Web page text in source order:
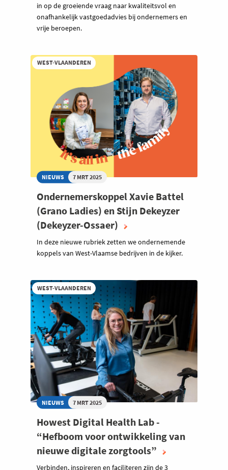
in op de groeiende vraag naar kwaliteitsvol en
onafhankelijk vastgoedadvies bij ondernemers en
vrije beroepen.
WEST-VLAANDEREN
NIEUWS 7 MRT 2025
Ondernemerskoppel Xavie Battel
(Grano Ladies) en Stijn Dekeyzer
(Dekeyzer-Ossaer)
In deze nieuwe rubriek zetten we ondernemende
koppels van West-Vlaamse bedrijven in de kijker.
WEST-VLAANDEREN
NIEUWS 7 MRT 2025
Howest Digital Health Lab -
“Hefboom voor ontwikkeling van
nieuwe digitale zorgtools”
Verbinden, inspireren en faciliteren zijn de 3